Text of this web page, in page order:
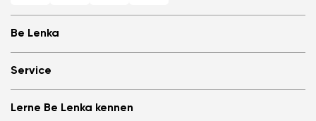
Be Lenka
Store Locator
Über uns
Be Lenka in den Medien
Service
Anmelden
Lerne Be Lenka kennen